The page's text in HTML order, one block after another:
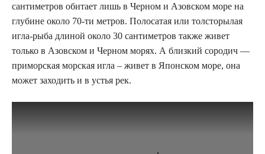
сантиметров обитает лишь в Черном и Азовском море на
глубине около 70-ти метров. Полосатая или толсторылая
игла-рыба длиной около 30 сантиметров также живет
только в Азовском и Черном морях. А близкий сородич —
приморская морская игла – живет в Японском море, она
может заходить и в устья рек.